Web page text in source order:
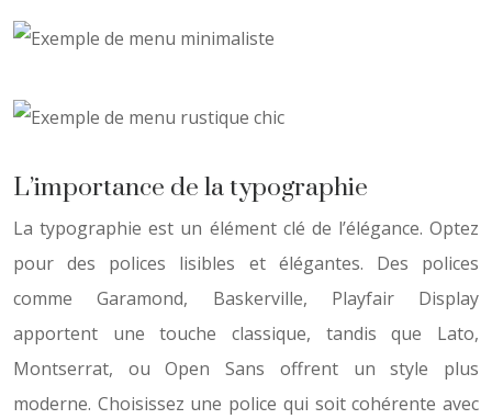
L’importance de la typographie
La typographie est un élément clé de l’élégance. Optez
pour des polices lisibles et élégantes. Des polices
comme Garamond, Baskerville, Playfair Display
apportent une touche classique, tandis que Lato,
Montserrat, ou Open Sans offrent un style plus
moderne. Choisissez une police qui soit cohérente avec